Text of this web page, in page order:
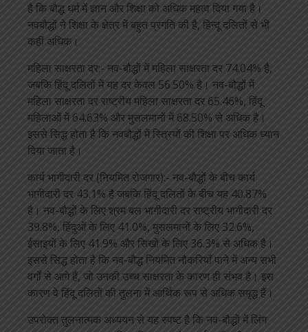
है कि बौद्ध धर्म में ज्ञान और शिक्षा को अधिक महत्व दिया गया है।
नवबौद्धों ने शिक्षा के क्षेत्र में बहुत प्रगति की है, हिन्दू दलितों से भी
कहीं अधिक।
महिला साक्षरता दर:- नव-बौद्धों में महिला साक्षरता दर 74.04% है,
जबकि हिंदू दलितों में यह दर केवल 56.50% है। नव-बौद्धों में
महिला साक्षरता दर राष्ट्रीय महिला साक्षरता दर 65.46%, हिंदू
महिलाओं में 64.63% और मुसलमानों में 68.50% से अधिक है।
इससे सिद्ध होता है कि नवबौद्धों में स्त्रियों की शिक्षा पर अधिक ध्यान
दिया जाता है।
कार्य भागीदारी दर (नियमित रोजगार):- नव-बौद्धों के बीच कार्य
भागीदारी दर 43.1% है जबकि हिंदू दलितों के बीच यह 40.87%
है। नव-बौद्धों के लिए श्रम बल भागीदारी दर राष्ट्रीय भागीदारी दर
39.8%, हिंदुओं के लिए 41.0%, मुसलमानों के लिए 32.6%,
ईसाइयों के लिए 41.9% और सिखों के लिए 36.3% से अधिक है।
इससे सिद्ध होता है कि नव-बौद्ध नियमित नौकरियाँ पाने में अन्य सभी
वर्गों से आगे हैं, जो उनकी उच्च साक्षरता के कारण ही संभव है। इस
कारण वे हिंदू दलितों की तुलना में आर्थिक रूप से अधिक समृद्ध हैं।
उपरोक्त तुलनात्मक अध्ययन से यह स्पष्ट है कि नव-बौद्धों में लिंग